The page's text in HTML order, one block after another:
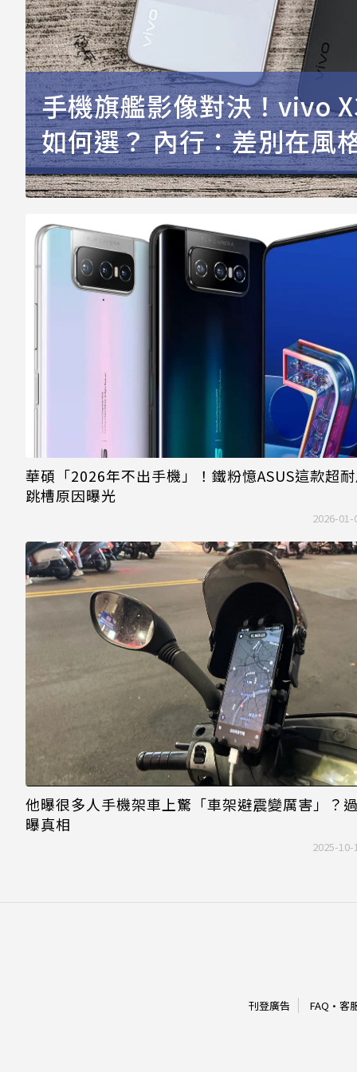
手機旗艦影像對決！vivo
如何選？ 內行：差別在風
華碩「2026年不出手機」！鐵粉憶ASUS這款超
跳槽原因曝光
2026-01-
他曝很多人手機架車上驚「車架避震變厲害」？
曝真相
2025-10-
刊登廣告 FAQ · 客